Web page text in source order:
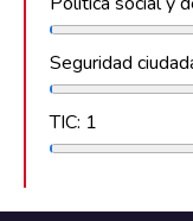
Seguridad
TIC: 1